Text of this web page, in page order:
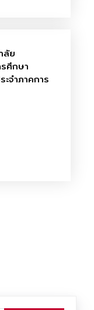
ลัย
ศึกษา
จำภาคการ